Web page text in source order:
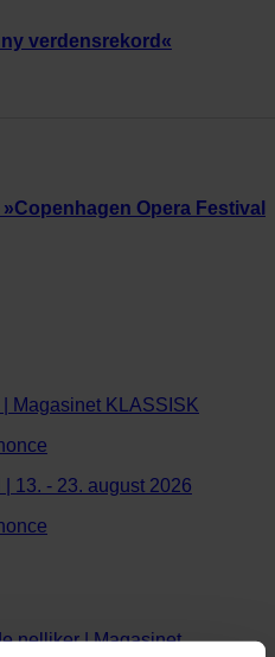
verdensrekord«
Opera Festival